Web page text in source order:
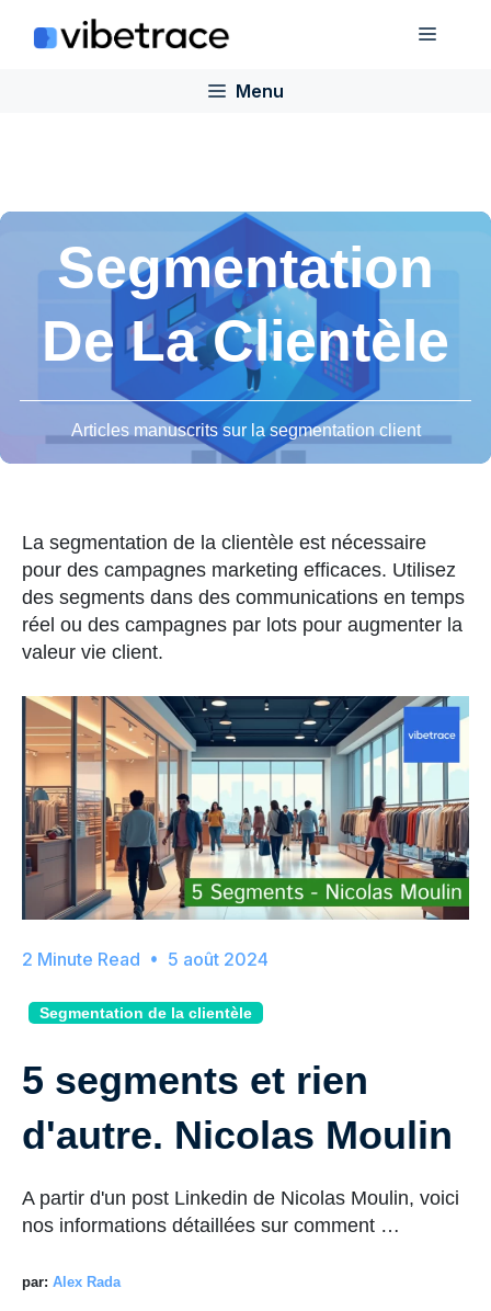
Menu
Menu
Segmentation
De La Clientèle
Articles manuscrits sur la segmentation client
La segmentation de la clientèle est nécessaire
pour des campagnes marketing efficaces. Utilisez
des segments dans des communications en temps
réel ou des campagnes par lots pour augmenter la
valeur vie client.
5 août 2024
Segmentation de la clientèle
5 segments et rien
d'autre. Nicolas Moulin
A partir d'un post Linkedin de Nicolas Moulin, voici
nos informations détaillées sur comment …
par: Alex Rada